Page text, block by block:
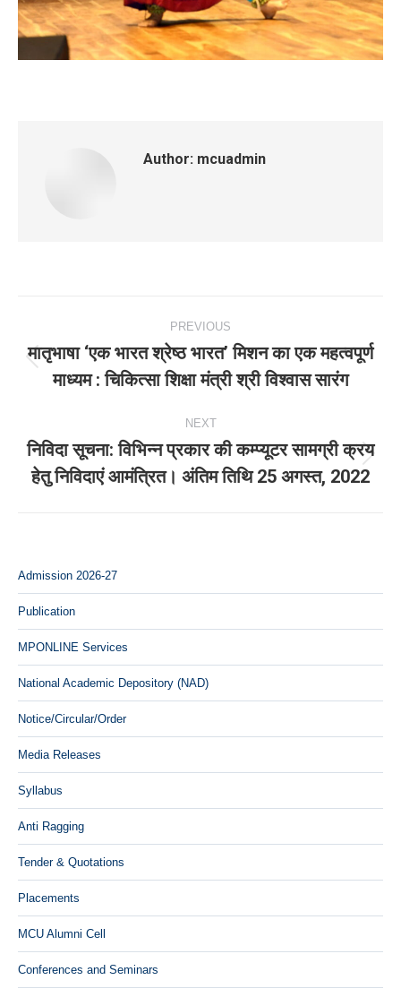
Author: mcuadmin
navigation
PREVIOUS
Previous
post:
मातृभाषा ‘एक भारत श्रेष्ठ भारत’ मिशन का एक महत्वपूर्ण
माध्यम : चिकित्सा शिक्षा मंत्री श्री विश्वास सारंग
NEXT
Next
post:
निविदा सूचना: विभिन्‍न प्रकार की कम्‍प्‍यूटर सामग्री क्रय
हेतु निविदाएं आमंत्रित। अंतिम तिथि 25 अगस्‍त, 2022
Admission 2026-27
Publication
MPONLINE Services
National Academic Depository (NAD)
Notice/Circular/Order
Media Releases
Syllabus
Anti Ragging
Tender & Quotations
Placements
MCU Alumni Cell
Conferences and Seminars